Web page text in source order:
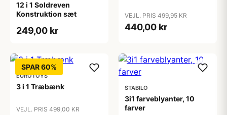
12 i 1 Soldreven
Konstruktion sæt
249,00 kr
VEJL. PRIS 499,95 KR
440,00 kr
SPAR 60%
EUROTOYS
3 i 1 Træbænk
VEJL. PRIS 499,00 KR
STABILO
3i1 farveblyanter, 10
farver